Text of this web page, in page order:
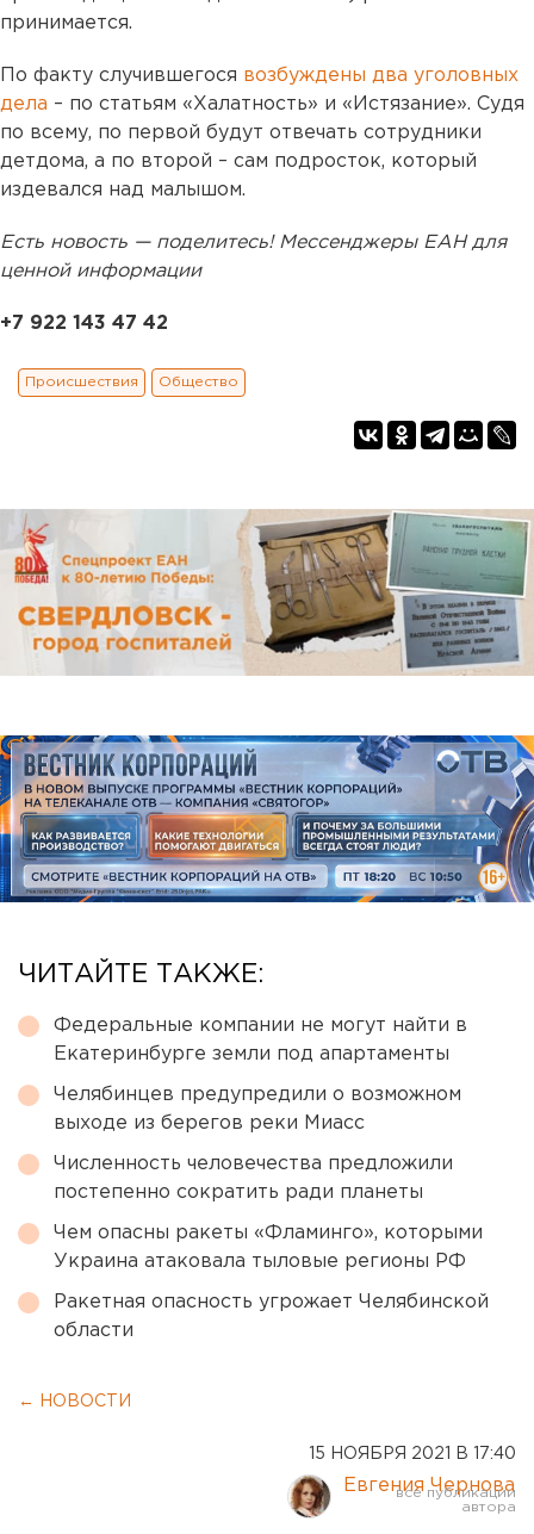
принимается.
По факту случившегося возбуждены два уголовных
дела – по статьям «Халатность» и «Истязание». Судя
по всему, по первой будут отвечать сотрудники
детдома, а по второй – сам подросток, который
издевался над малышом.
Есть новость — поделитесь! Мессенджеры ЕАН для
ценной информации
+7 922 143 47 42
Происшествия Общество
ЧИТАЙТЕ ТАКЖЕ:
Федеральные компании не могут найти в
Екатеринбурге земли под апартаменты
Челябинцев предупредили о возможном
выходе из берегов реки Миасс
Численность человечества предложили
постепенно сократить ради планеты
Чем опасны ракеты «Фламинго», которыми
Украина атаковала тыловые регионы РФ
Ракетная опасность угрожает Челябинской
области
← НОВОСТИ
15 НОЯБРЯ 2021 В 17:40
Евгения Чернова